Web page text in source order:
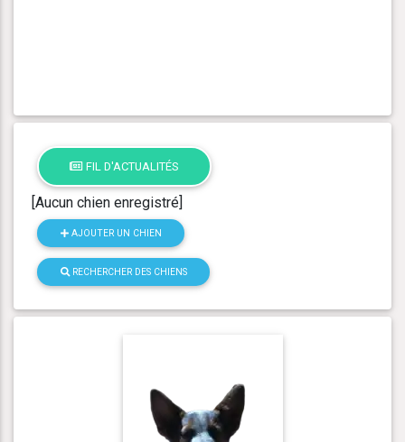
FIL D'ACTUALITÉS
[Aucun chien enregistré]
AJOUTER UN CHIEN
RECHERCHER DES CHIENS